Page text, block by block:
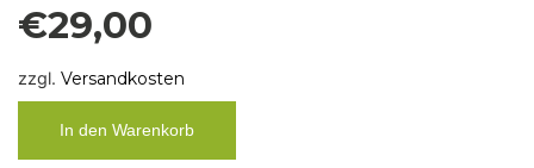
€29,00
zzgl. Versandkosten
In den Warenkorb